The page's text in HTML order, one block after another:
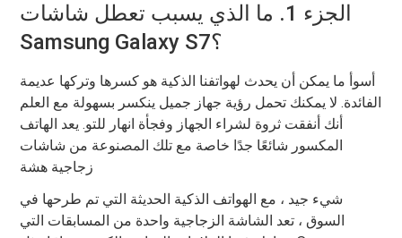
الجزء 1. ما الذي يسبب تعطل شاشات
Samsung Galaxy S7؟
أسوأ ما يمكن أن يحدث لهواتفنا الذكية هو كسرها وتركها عديمة
الفائدة. لا يمكنك تحمل رؤية جهاز جميل ينكسر بسهولة مع العلم
أنك أنفقت ثروة لشراء الجهاز وفجأة انهار للتو. يعد الهاتف
المكسور شائعًا جدًا خاصة مع تلك المصنوعة من شاشات
زجاجية هشة
شيء جيد ، مع الهواتف الذكية الحديثة التي تم طرحها في
السوق ، تعد الشاشة الزجاجية واحدة من المسابقات التي